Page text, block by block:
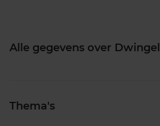
Alle gegevens over
Thema's